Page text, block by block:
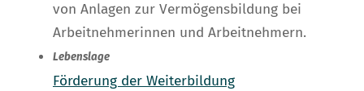
von Anlagen zur Vermögensbildung bei
Arbeitnehmerinnen und Arbeitnehmern.
Lebenslage
Förderung der Weiterbildung